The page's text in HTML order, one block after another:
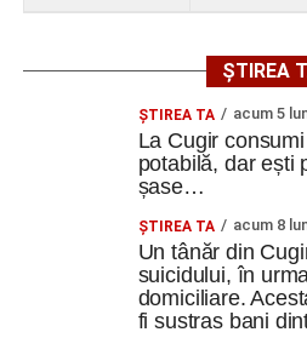
ȘTIREA
ȘTIREA TA acum 5
La Cugir
potabilă, dar ești
șase…
ȘTIREA TA acum 8
Un tânăr din
suicidului, în
domiciliare.
fi sustras bani